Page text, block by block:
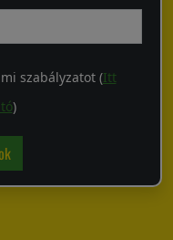
szabályzatot (Itt
)